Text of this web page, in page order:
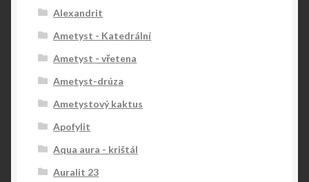
Alexandrit
Ametyst - Katedrální
Ametyst - vřetena
Ametyst-drúza
Ametystový kaktus
Apofylit
Aqua aura - krištál
Auralit 23